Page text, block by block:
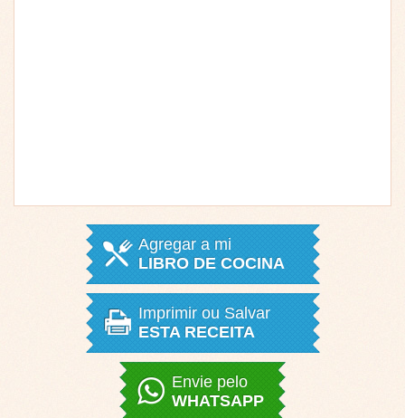
Agregar a mi
LIBRO DE COCINA
Imprimir ou Salvar
ESTA RECEITA
Envie pelo
WHATSAPP